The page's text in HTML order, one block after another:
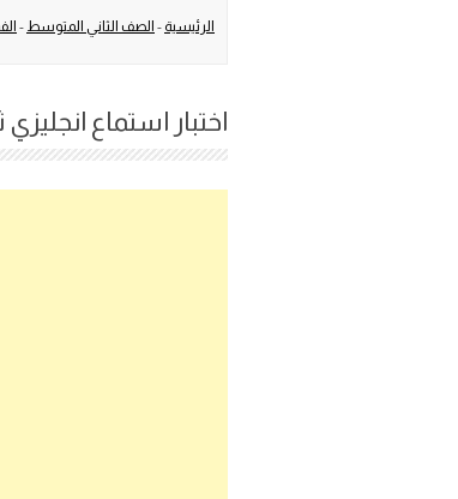
الرئيسية - الصف الثاني المتوسط -
اختبار استماع